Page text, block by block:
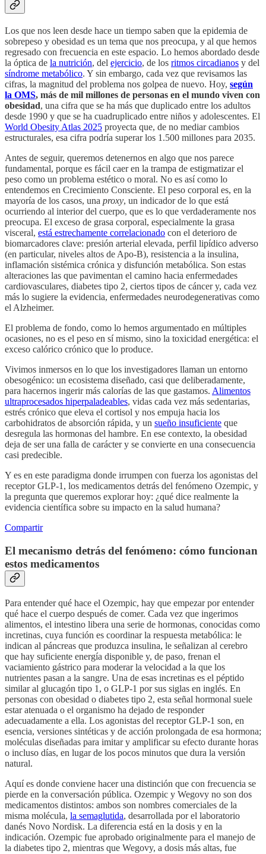
Los que nos leen desde hace un tiempo saben que la epidemia de
sobrepeso y obesidad es un tema que nos preocupa, y al que hemos
regresado con frecuencia en este espacio. Lo hemos abordado desde
la óptica de la nutrición, del ejercicio, de los ritmos circadianos y del
síndrome metabólico. Y sin embargo, cada vez que revisamos las
cifras, la magnitud del problema nos golpea de nuevo. Hoy, según
la OMS, más de mil millones de personas en el mundo viven con
obesidad, una cifra que se ha más que duplicado entre los adultos
desde 1990 y que se ha cuadruplicado entre niños y adolescentes. El
World Obesity Atlas 2025 proyecta que, de no mediar cambios
estructurales, esa cifra podría superar los 1.500 millones para 2035.
Antes de seguir, queremos detenernos en algo que nos parece
fundamental, porque es fácil caer en la trampa de estigmatizar el
peso como un problema estético o moral. No es así como lo
entendemos en Crecimiento Consciente. El peso corporal es, en la
mayoría de los casos, una proxy, un indicador de lo que está
ocurriendo al interior del cuerpo, que es lo que verdaderamente nos
preocupa. El exceso de grasa corporal, especialmente la grasa
visceral, está estrechamente correlacionado con el deterioro de
biomarcadores clave: presión arterial elevada, perfil lipídico adverso
(en particular, niveles altos de Apo-B), resistencia a la insulina,
inflamación sistémica crónica y disfunción metabólica. Son estas
alteraciones las que pavimentan el camino hacia enfermedades
cardiovasculares, diabetes tipo 2, ciertos tipos de cáncer y, cada vez
más lo sugiere la evidencia, enfermedades neurodegenerativas como
el Alzheimer.
El problema de fondo, como lo hemos argumentado en múltiples
ocasiones, no es el peso en sí mismo, sino la toxicidad energética: el
exceso calórico crónico que lo produce.
Vivimos inmersos en lo que los investigadores llaman un entorno
obesogénico: un ecosistema diseñado, casi que deliberadamente,
para hacernos ingerir más calorías de las que gastamos. Alimentos
ultraprocesados hiperpaladeables, vidas cada vez más sedentarias,
estrés crónico que eleva el cortisol y nos empuja hacia los
carbohidratos de absorción rápida, y un sueño insuficiente que
desregula las hormonas del hambre. En ese contexto, la obesidad
deja de ser una falla de carácter y se convierte en una consecuencia
casi predecible.
Y es en este paradigma donde irrumpen con fuerza los agonistas del
receptor GLP-1, los medicamentos detrás del fenómeno Ozempic, y
la pregunta que queremos explorar hoy: ¿qué dice realmente la
evidencia científica sobre su impacto en la salud humana?
Compartir
El mecanismo detrás del fenómeno: cómo funcionan
estos medicamentos
Para entender qué hace el Ozempic, hay que empezar por entender
qué hace el cuerpo después de comer. Cada vez que ingerimos
alimentos, el intestino libera una serie de hormonas, conocidas como
incretinas, cuya función es coordinar la respuesta metabólica: le
indican al páncreas que produzca insulina, le señalizan al cerebro
que hay suficiente energía disponible y, de paso, frenan el
vaciamiento gástrico para moderar la velocidad a la que los
nutrientes pasan a la sangre. Una de esas incretinas es el péptido
similar al glucagón tipo 1, o GLP-1 por sus siglas en inglés. En
personas con obesidad o diabetes tipo 2, esta señal hormonal suele
estar atenuada o el organismo ha dejado de responder
adecuadamente a ella. Los agonistas del receptor GLP-1 son, en
esencia, versiones sintéticas y de acción prolongada de esa hormona;
moléculas diseñadas para imitar y amplificar su efecto durante horas
o incluso días, en lugar de los pocos minutos que dura la versión
natural.
Aquí es donde conviene hacer una distinción que con frecuencia se
pierde en la conversación pública. Ozempic y Wegovy no son dos
medicamentos distintos: ambos son nombres comerciales de la
misma molécula, la semaglutida, desarrollada por el laboratorio
danés Novo Nordisk. La diferencia está en la dosis y en la
indicación. Ozempic fue aprobado originalmente para el manejo de
la diabetes tipo 2, mientras que Wegovy, a dosis más altas, fue